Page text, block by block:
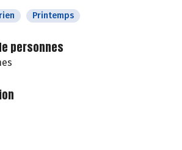
Printemps
personnes